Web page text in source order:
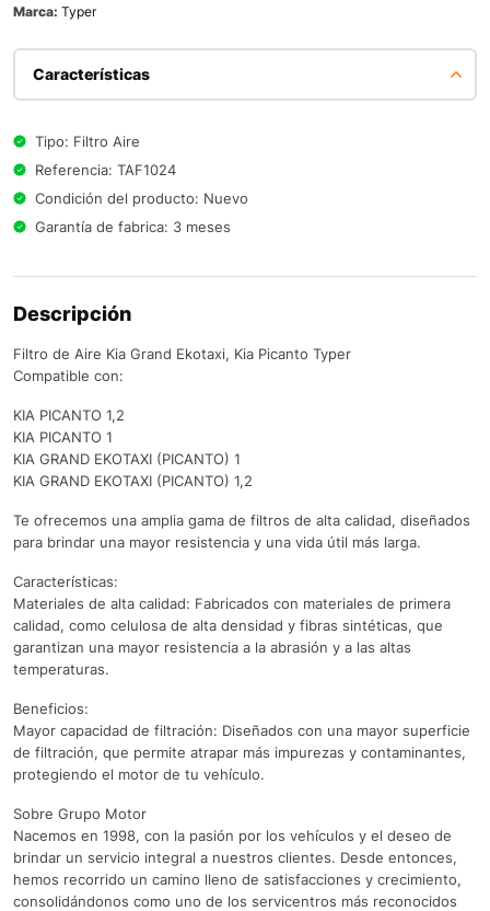
Marca: Typer
Características
Tipo: Filtro Aire
Referencia: TAF1024
Condición del producto: Nuevo
Garantía de fabrica: 3 meses
Descripción
Filtro de Aire Kia Grand Ekotaxi, Kia Picanto Typer
Compatible con:
KIA PICANTO 1,2
KIA PICANTO 1
KIA GRAND EKOTAXI (PICANTO) 1
KIA GRAND EKOTAXI (PICANTO) 1,2
Te ofrecemos una amplia gama de filtros de alta calidad, diseñados
para brindar una mayor resistencia y una vida útil más larga.
Características:
Materiales de alta calidad: Fabricados con materiales de primera
calidad, como celulosa de alta densidad y fibras sintéticas, que
garantizan una mayor resistencia a la abrasión y a las altas
temperaturas.
Beneficios:
Mayor capacidad de filtración: Diseñados con una mayor superficie
de filtración, que permite atrapar más impurezas y contaminantes,
protegiendo el motor de tu vehículo.
Sobre Grupo Motor
Nacemos en 1998, con la pasión por los vehículos y el deseo de
brindar un servicio integral a nuestros clientes. Desde entonces,
hemos recorrido un camino lleno de satisfacciones y crecimiento,
consolidándonos como uno de los servicentros más reconocidos